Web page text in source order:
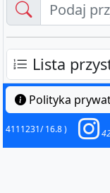
Lista
Polityka
4111231/ 16.8 )